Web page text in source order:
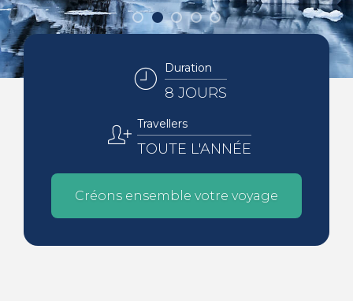
Duration
8 JOURS
Travellers
TOUTE L'ANNÉE
Créons ensemble votre voyage